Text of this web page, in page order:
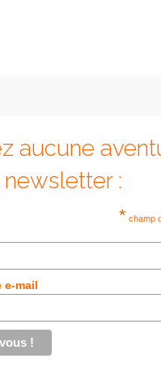
aucune
:
* champ
e-mail